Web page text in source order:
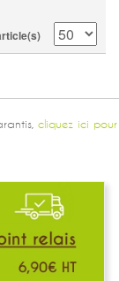
cliquez ici pour